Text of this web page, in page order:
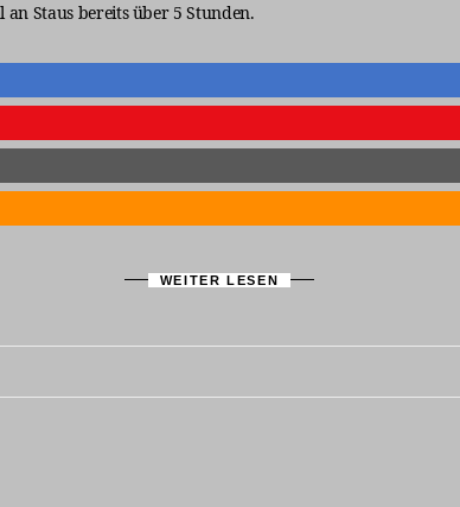
Staus bereits über 5 Stunden.
WEITER LESEN